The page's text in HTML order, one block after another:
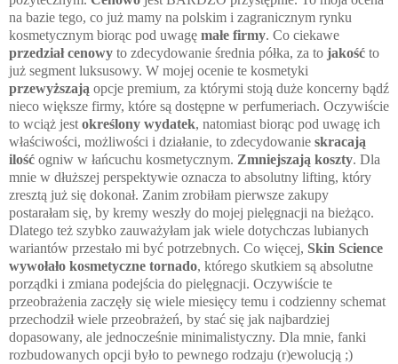
na bazie tego, co już mamy na polskim i zagranicznym rynku
kosmetycznym biorąc pod uwagę małe firmy. Co ciekawe
przedział cenowy to zdecydowanie średnia półka, za to jakość to
już segment luksusowy. W mojej ocenie te kosmetyki
przewyższają opcje premium, za którymi stoją duże koncerny bądź
nieco większe firmy, które są dostępne w perfumeriach. Oczywiście
to wciąż jest określony wydatek, natomiast biorąc pod uwagę ich
właściwości, możliwości i działanie, to zdecydowanie skracają
ilość ogniw w łańcuchu kosmetycznym. Zmniejszają koszty. Dla
mnie w dłuższej perspektywie oznacza to absolutny lifting, który
zresztą już się dokonał. Zanim zrobiłam pierwsze zakupy
postarałam się, by kremy weszły do mojej pielęgnacji na bieżąco.
Dlatego też szybko zauważyłam jak wiele dotychczas lubianych
wariantów przestało mi być potrzebnych. Co więcej, Skin Science
wywołało kosmetyczne tornado, którego skutkiem są absolutne
porządki i zmiana podejścia do pielęgnacji. Oczywiście te
przeobrażenia zaczęły się wiele miesięcy temu i codzienny schemat
przechodził wiele przeobrażeń, by stać się jak najbardziej
dopasowany, ale jednocześnie minimalistyczny. Dla mnie, fanki
rozbudowanych opcji było to pewnego rodzaju (r)ewolucją ;)